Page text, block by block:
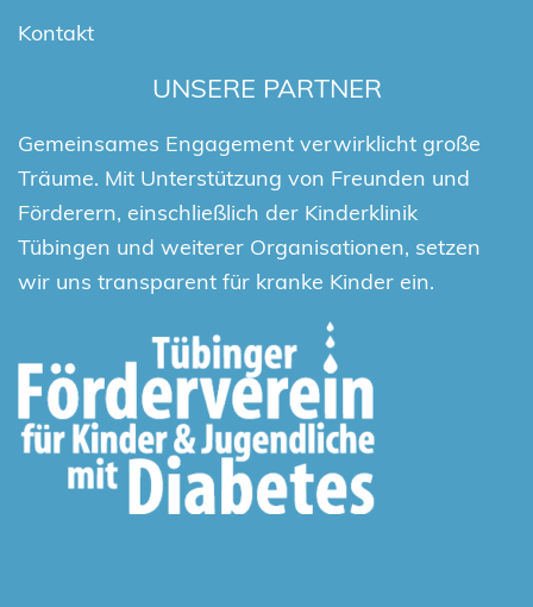
Kontakt
UNSERE PARTNER
Gemeinsames Engagement verwirklicht große
Träume. Mit Unterstützung von Freunden und
Förderern, einschließlich der Kinderklinik
Tübingen und weiterer Organisationen, setzen
wir uns transparent für kranke Kinder ein.